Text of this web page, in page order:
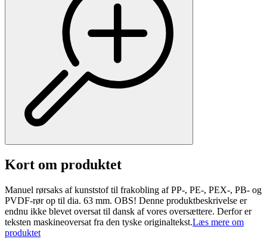
Kort om produktet
Manuel rørsaks af kunststof til frakobling af PP-, PE-, PEX-, PB- og
PVDF-rør op til dia. 63 mm. OBS! Denne produktbeskrivelse er
endnu ikke blevet oversat til dansk af vores oversættere. Derfor er
teksten maskineoversat fra den tyske originaltekst.Læs mere om
produktet